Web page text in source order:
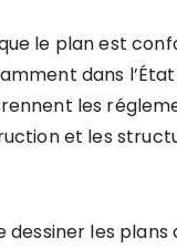
le plan est
dans
les
et les
les